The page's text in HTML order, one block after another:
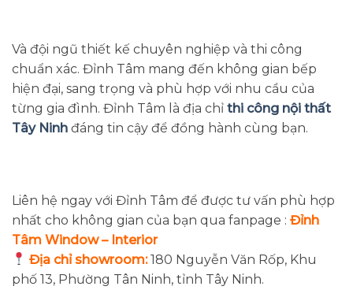
Và đội ngũ thiết kế chuyên nghiệp và thi công
chuẩn xác. Đỉnh Tâm mang đến không gian bếp
hiện đại, sang trọng và phù hợp với nhu cầu của
từng gia đình. Đỉnh Tâm là địa chỉ thi công nội thất
Tây Ninh đáng tin cậy để đồng hành cùng bạn.
Liên hệ ngay với Đỉnh Tâm để được tư vấn phù hợp
nhất cho không gian của bạn qua fanpage : Đỉnh
Tâm Window – Interior
Địa chỉ showroom:180 Nguyễn Văn Rốp, Khu
phố 13, Phường Tân Ninh, tỉnh Tây Ninh.